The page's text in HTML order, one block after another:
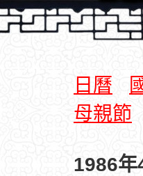
日曆
母親節
1986年